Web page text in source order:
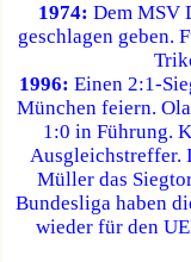
1974: Dem MSV
geschlagen geben.
1996: Einen 2:1-
München feiern.
1:0 in Führung.
Ausgleichstreffer.
Müller das
Bundesliga haben
wieder für den